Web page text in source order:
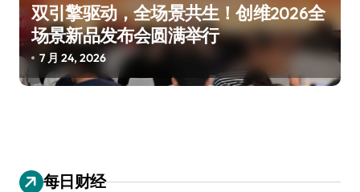
双引擎驱动，全场景共生！创维2026全
场景新品发布会圆满举行
7 月 24, 2026
每日财经